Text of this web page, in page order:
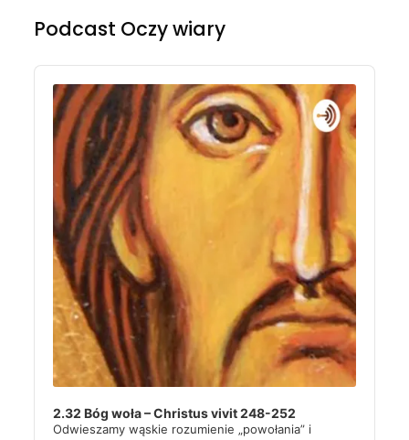
Podcast Oczy wiary
Audio
Player
2.32 Bóg woła – Christus vivit 248-252
Odwieszamy wąskie rozumienie „powołania” i